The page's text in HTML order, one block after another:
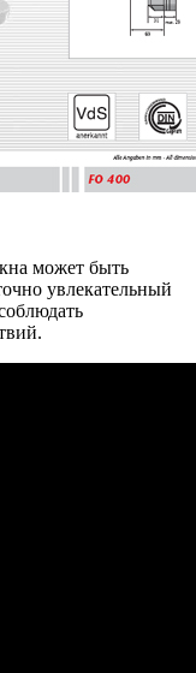
может быть
увлекательный